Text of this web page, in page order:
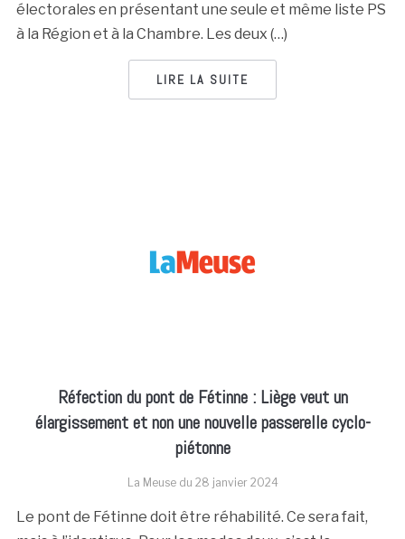
électorales en présentant une seule et même liste PS
à la Région et à la Chambre. Les deux (…)
LIRE LA SUITE
Réfection du pont de Fétinne : Liège veut un
élargissement et non une nouvelle passerelle cyclo-
piétonne
La Meuse du 28 janvier 2024
Le pont de Fétinne doit être réhabilité. Ce sera fait,